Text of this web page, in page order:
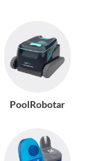
PoolRobotar